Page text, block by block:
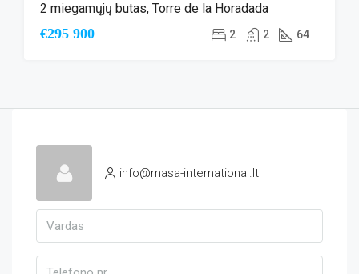
2 miegamųjų butas, Torre de la Horadada
€295 900 2 2 64
info@masa-international.lt